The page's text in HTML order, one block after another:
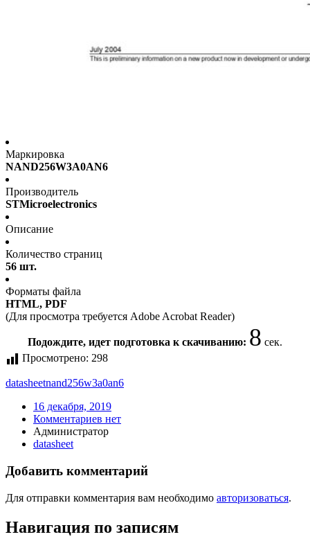
Маркировка
NAND256W3A0AN6
Производитель
STMicroelectronics
Описание
Количество страниц
56 шт.
Форматы файла
HTML, PDF
(Для просмотра требуется Adobe Acrobat Reader)
Подождите, идет подготовка к скачиванию: 8 сек.
Просмотрено: 298
datasheetnand256w3a0an6
16 декабря, 2019
Комментариев нет
Администратор
datasheet
Добавить комментарий
Для отправки комментария вам необходимо авторизоваться.
Навигация по записям